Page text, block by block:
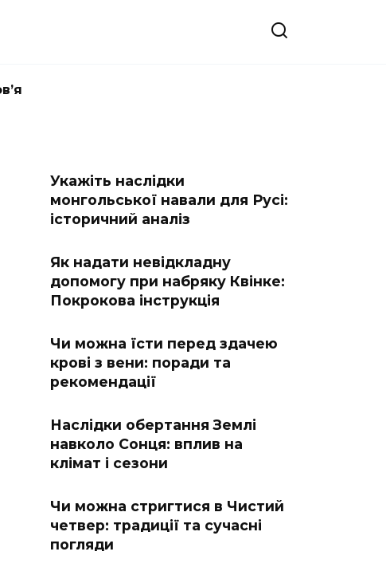
Укажіть наслідки
монгольської навали для Русі:
історичний аналіз
Як надати невідкладну
допомогу при набряку Квінке:
Покрокова інструкція
Чи можна їсти перед здачею
крові з вени: поради та
рекомендації
Наслідки обертання Землі
навколо Сонця: вплив на
клімат і сезони
Чи можна стригтися в Чистий
четвер: традиції та сучасні
погляди